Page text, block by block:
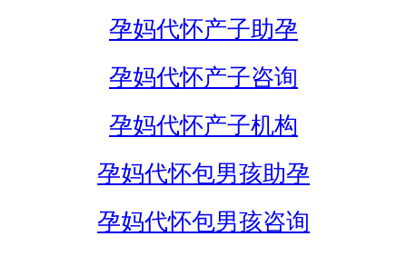
孕妈代怀产子助孕
孕妈代怀产子咨询
孕妈代怀产子机构
孕妈代怀包男孩助孕
孕妈代怀包男孩咨询